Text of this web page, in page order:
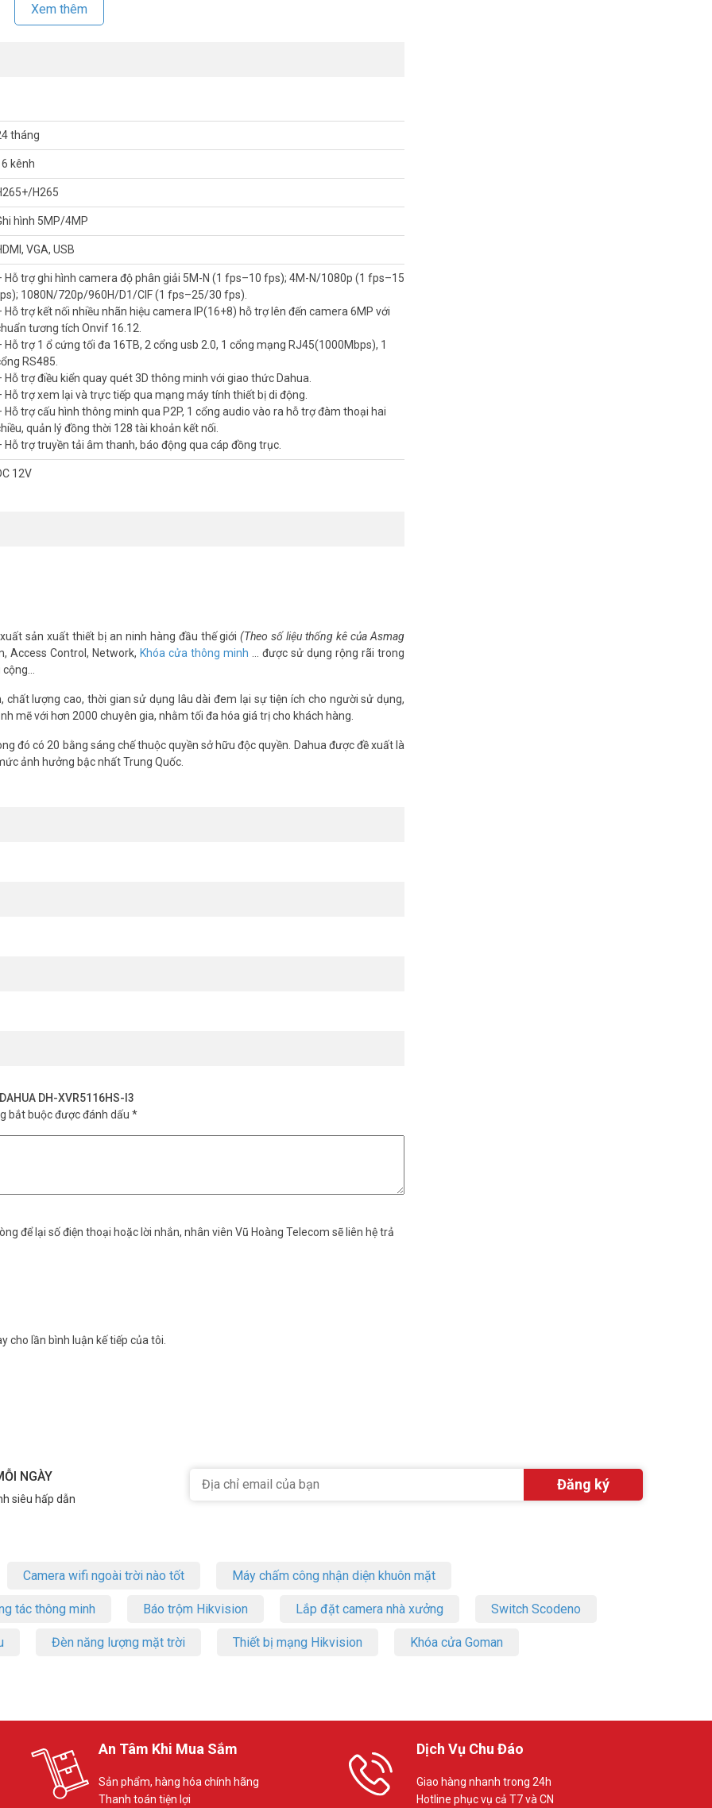
nhận diện khuôn mặt (analog) hoặc 16 kênh SMD Plus (analog).
giải 5MP, 4MP, 1080p@ 25/30 fps, 720p@ 50/60 fps, 720p@ 25/30 fps.
4M-N/1080p (1 fps–15 fps); 1080N/720p/960H/D1/CIF (1 fps–25/30 fps).
camera 6MP với chuẩn tương tích Onvif 16.12.
1 cổng RS485.
trợ đàm thoại hai chiều, quản lý đồng thời 128 tài khoản kết nối.
giá rẻ, chất lượng tốt nhất toàn quốc. Cùng với đội ngũ kỹ thuật và tư vấn
giải pháp tối ưu nhất.
Tham khảo thêm thông tin tạiFacebook Vuhoangtelecomnhé.
Xem thêm
tháng
kênh
H265
hình 5MP/4MP
VGA, USB
Hỗ trợ ghi hình camera độ phân giải 5M-N (1 fps–10 fps); 4M-N/1080p (1 fps–15
1080N/720p/960H/D1/CIF (1 fps–25/30 fps).
Hỗ trợ kết nối nhiều nhãn hiệu camera IP(16+8) hỗ trợ lên đến camera 6MP với
tương tích Onvif 16.12.
Hỗ trợ 1 ổ cứng tối đa 16TB, 2 cổng usb 2.0, 1 cổng mạng RJ45(1000Mbps), 1
RS485.
Hỗ trợ điều kiển quay quét 3D thông minh với giao thức Dahua.
Hỗ trợ xem lại và trực tiếp qua mạng máy tính thiết bị di động.
Hỗ trợ cấu hình thông minh qua P2P, 1 cổng audio vào ra hỗ trợ đàm thoại hai
quản lý đồng thời 128 tài khoản kết nối.
Hỗ trợ truyền tải âm thanh, báo động qua cáp đồng trục.
12V
sản xuất thiết bị an ninh hàng đầu thế giới(Theo số liệu thống kê của Asmag
Access Control, Network, Khóa cửa thông minh … được sử dụng rộng rãi trong
chất lượng cao, thời gian sử dụng lâu dài đem lại sự tiện ích cho người sử dụng,
mẽ với hơn 2000 chuyên gia, nhằm tối đa hóa giá trị cho khách hàng.
đó có 20 bằng sáng chế thuộc quyền sở hữu độc quyền. Dahua được đề xuất là
ảnh hưởng bậc nhất Trung Quốc.
DH-XVR5116HS-I3
bắt buộc được đánh dấu *
để lại số điện thoại hoặc lời nhắn, nhân viên Vũ Hoàng Telecom sẽ liên hệ trả
cho lần bình luận kế tiếp của tôi.
NGÀY
siêu hấp dẫn
Camera wifi ngoài trời nào tốt Máy chấm công nhận diện khuôn mặt
tác thông minh Báo trộm Hikvision Lắp đặt camera nhà xưởng Switch Scodeno
Đèn năng lượng mặt trời Thiết bị mạng Hikvision Khóa cửa Goman
An Tâm Khi Mua Sắm
Sản phẩm, hàng hóa chính hãng
Thanh toán tiện lợi
Dịch Vụ Chu Đáo
Giao hàng nhanh trong 24h
Hotline phục vụ cả T7 và CN